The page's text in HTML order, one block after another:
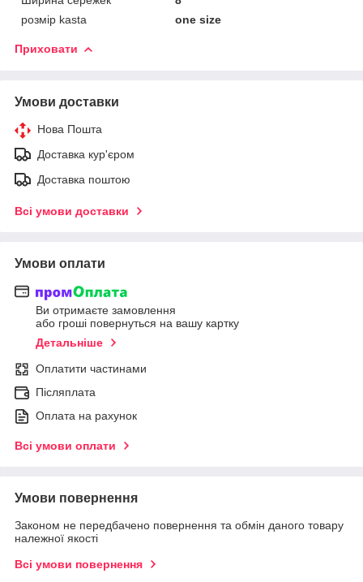
розмір kasta
one size
Приховати
Умови доставки
Нова Пошта
Доставка кур'єром
Доставка поштою
Всі умови доставки
Умови оплати
Ви отримаєте замовлення
або гроші повернуться на вашу картку
Детальніше
Оплатити частинами
Післяплата
Оплата на рахунок
Всі умови оплати
Умови повернення
Законом не передбачено повернення та обмін даного товару
належної якості
Всі умови повернення